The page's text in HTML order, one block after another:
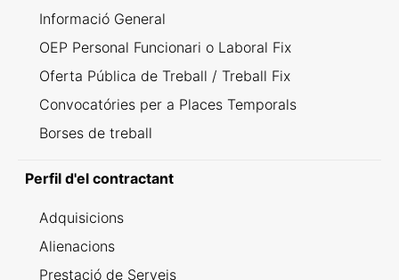
Informació General
OEP Personal Funcionari o Laboral Fix
Oferta Pública de Treball / Treball Fix
Convocatóries per a Places Temporals
Borses de treball
Perfil d'el contractant
Adquisicions
Alienacions
Prestació de Serveis